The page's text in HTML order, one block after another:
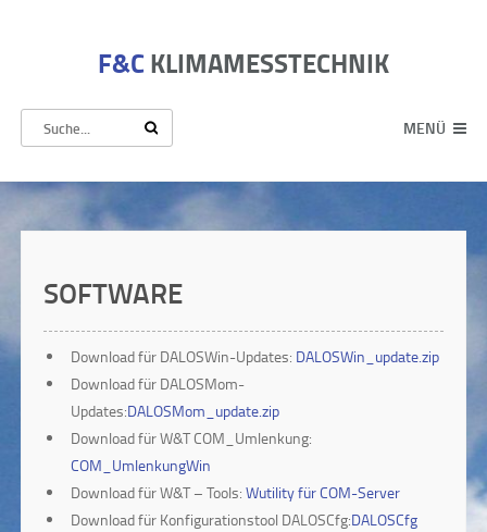
F&C KLIMAMESSTECHNIK
MENÜ
SOFTWARE
Download für DALOSWin-Updates: DALOSWin_update.zip
Download für DALOSMom-
Updates:DALOSMom_update.zip
Download für W&T COM_Umlenkung:
COM_UmlenkungWin
Download für W&T – Tools: Wutility für COM-Server
Download für Konfigurationstool DALOSCfg:DALOSCfg